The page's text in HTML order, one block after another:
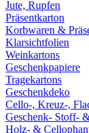
Jute, Rupfen
Präsentkarton
Korbwaren &
Klarsichtfolien
Weinkartons
Geschenkpapiere
Tragekartons
Geschenkdeko
Cello-, Kreuz-,
Geschenk- Stoff-
Holz- &